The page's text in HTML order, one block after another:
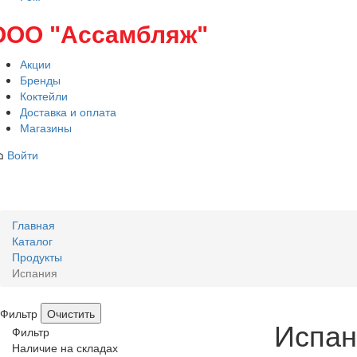
"Ассамбляж"
Акции
Бренды
Коктейли
Доставка и оплата
Магазины
Войти
Главная
Каталог
Продукты
Испания
Фильтр
Фильтр
Наличие на складах